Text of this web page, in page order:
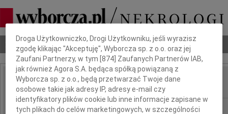
Nekrologi Odeszli Poradnik pogrzebowy
IMIĘ I NAZWISKO:
REGION: Lublin
Dbamy o Twoją prywatność
Droga Użytkowniczko, Drogi Użytkowniku, jeśli wyrazisz
zgodę klikając "Akceptuję", Wyborcza sp. z o.o. oraz jej
Zaufani Partnerzy, w tym [874 ] Zaufanych Partnerów IAB,
jak również Agora S.A. będąca spółką powiązaną z
Wyborcza sp. z o.o., będą przetwarzać Twoje dane
osobowe takie jak adresy IP, adresy e-mail czy
identyfikatory plików cookie lub inne informacje zapisane w
tych plikach do celów marketingowych, w szczególności